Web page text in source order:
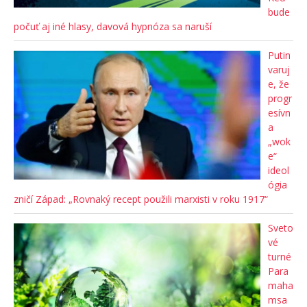
bude
počuť aj iné hlasy, davová hypnóza sa naruší
Putin
varuj
e, že
progr
esívn
a
„wok
e“
ideol
ógia
zničí Západ: „Rovnaký recept použili marxisti v roku 1917“
Sveto
vé
turné
Para
maha
msa